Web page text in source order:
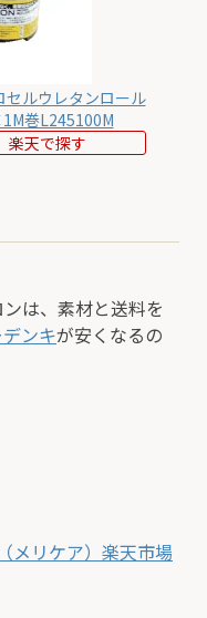
ルウレタンロール
巻L245100M
楽天で探す
は、素材と送料を
ンキが安くなるの
メリケア）楽天市場